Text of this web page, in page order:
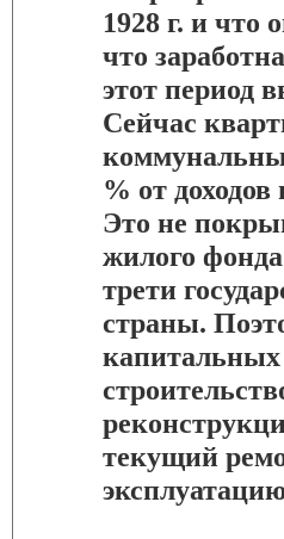
1928 г. и что
что
этот период
Сейчас
% от
Это не
жилого
трети
страны.
текущий